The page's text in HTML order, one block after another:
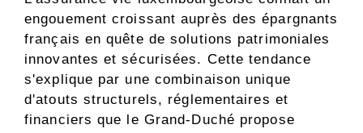
engouement croissant auprès des épargnants
français en quête de solutions patrimoniales
innovantes et sécurisées. Cette tendance
s'explique par une combinaison unique
d'atouts structurels, réglementaires et
financiers que le Grand-Duché propose